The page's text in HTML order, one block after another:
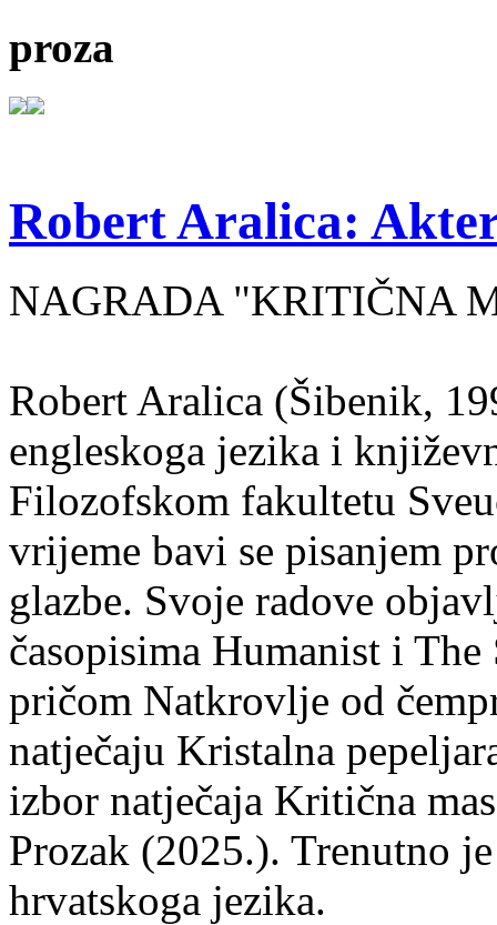
proza
Robert Aralica:
NAGRADA "KRITIČNA
Robert Aralica (Šibenik,
engleskoga jezika i
Filozofskom fakultetu
vrijeme bavi se pisanjem
glazbe. Svoje radove
časopisima Humanist i
pričom Natkrovlje od
natječaju Kristalna
izbor natječaja Kritična
Prozak (2025.). Trenutno
hrvatskoga jezika.